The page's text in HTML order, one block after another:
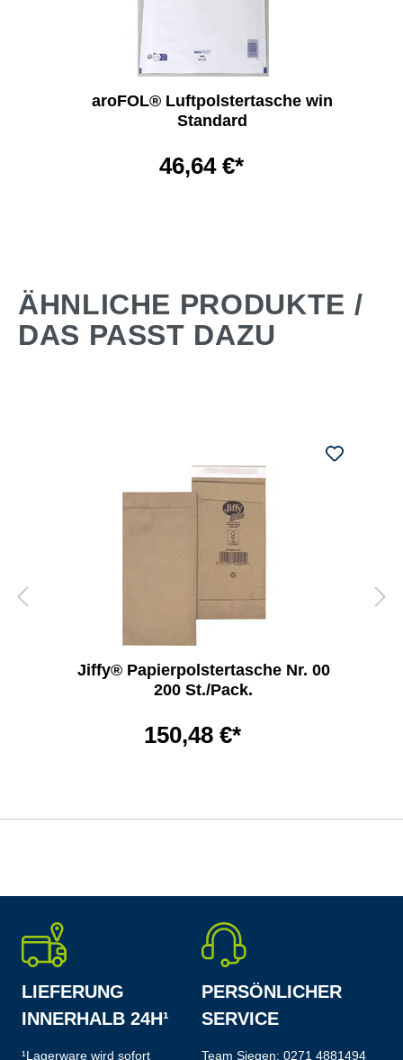
aroFOL® Luftpolstertasche win
Standard
46,64 €*
ÄHNLICHE PRODUKTE /
DAS PASST DAZU
Jiffy® Papierpolstertasche Nr. 00
200 St./Pack.
150,48 €*
LIEFERUNG
INNERHALB 24H¹
¹Lagerware wird sofort
PERSÖNLICHER
SERVICE
Team Siegen: 0271 4881494